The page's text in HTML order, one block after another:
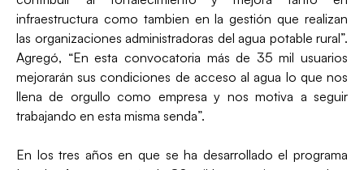
infraestructura como tambien en la gestión que realizan
las organizaciones administradoras del agua potable rural”.
Agregó, “En esta convocatoria más de 35 mil usuarios
mejorarán sus condiciones de acceso al agua lo que nos
llena de orgullo como empresa y nos motiva a seguir
trabajando en esta misma senda”.
En los tres años en que se ha desarrollado el programa